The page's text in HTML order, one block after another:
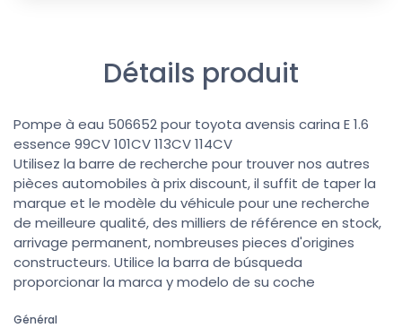
Détails produit
Pompe à eau 506652 pour toyota avensis carina E 1.6
essence 99CV 101CV 113CV 114CV
Utilisez la barre de recherche pour trouver nos autres
pièces automobiles à prix discount, il suffit de taper la
marque et le modèle du véhicule pour une recherche
de meilleure qualité, des milliers de référence en stock,
arrivage permanent, nombreuses pieces d'origines
constructeurs. Utilice la barra de búsqueda
proporcionar la marca y modelo de su coche
Général